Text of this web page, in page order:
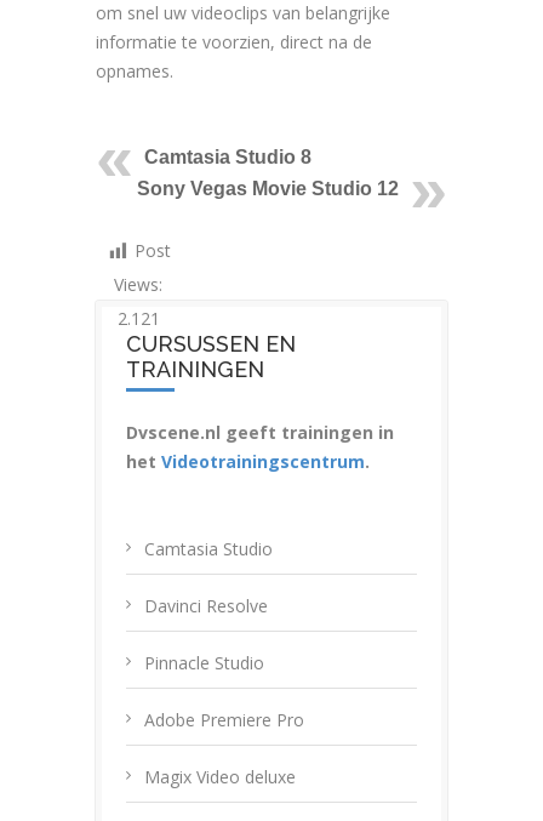
om snel uw videoclips van belangrijke
informatie te voorzien, direct na de
opnames.
Camtasia Studio 8
Sony Vegas Movie Studio 12
Post
Views:
2.121
CURSUSSEN EN
TRAININGEN
Dvscene.nl geeft trainingen in
het Videotrainingscentrum.
Camtasia Studio
Davinci Resolve
Pinnacle Studio
Adobe Premiere Pro
Magix Video deluxe